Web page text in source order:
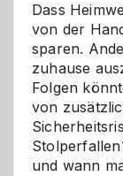
Dass
von der
sparen.
zuhause
Folgen
von
und wann